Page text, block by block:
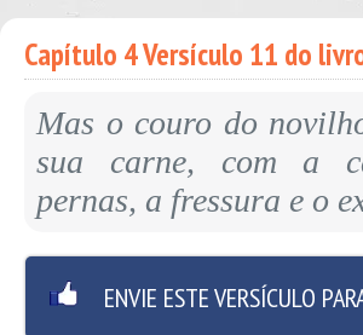
Capítulo 4 Versículo 11 do
Mas o couro do
sua carne, com a
pernas, a fressura e o
ENVIE ESTE VERSÍCULO PARA